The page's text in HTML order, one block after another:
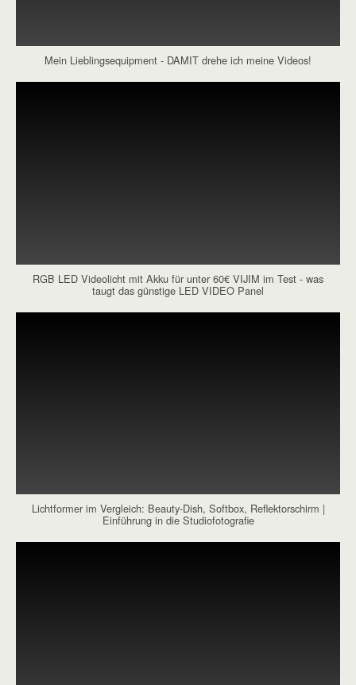
Mein Lieblingsequipment - DAMIT drehe ich meine Videos!
RGB LED Videolicht mit Akku für unter 60€ VIJIM im Test - was
taugt das günstige LED VIDEO Panel
Lichtformer im Vergleich: Beauty-Dish, Softbox, Reflektorschirm |
Einführung in die Studiofotografie